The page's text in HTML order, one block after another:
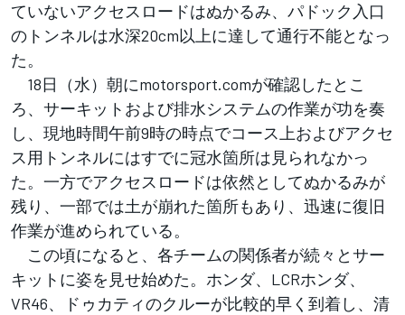
ていないアクセスロードはぬかるみ、パドック入口
のトンネルは水深20cm以上に達して通行不能となっ
た。
18日（水）朝にmotorsport.comが確認したとこ
ろ、サーキットおよび排水システムの作業が功を奏
し、現地時間午前9時の時点でコース上およびアクセ
ス用トンネルにはすでに冠水箇所は見られなかっ
た。一方でアクセスロードは依然としてぬかるみが
残り、一部では土が崩れた箇所もあり、迅速に復旧
作業が進められている。
この頃になると、各チームの関係者が続々とサー
キットに姿を見せ始めた。ホンダ、LCRホンダ、
VR46、ドゥカティのクルーが比較的早く到着し、清